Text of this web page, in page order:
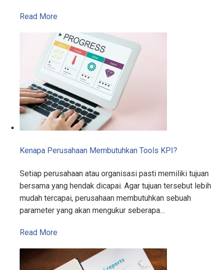
Read More
Kenapa Perusahaan Membutuhkan Tools KPI?
Setiap perusahaan atau organisasi pasti memiliki tujuan
bersama yang hendak dicapai. Agar tujuan tersebut lebih
mudah tercapai, perusahaan membutuhkan sebuah
parameter yang akan mengukur seberapa…
Read More